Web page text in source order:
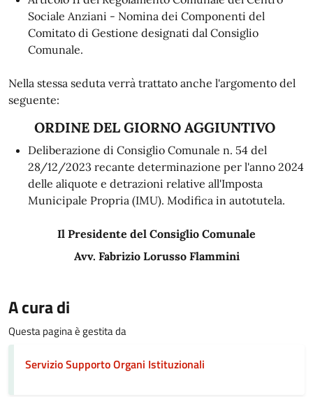
Sociale Anziani - Nomina dei Componenti del
Comitato di Gestione designati dal Consiglio
Comunale.
Nella stessa seduta verrà trattato anche l'argomento del
seguente:
ORDINE DEL GIORNO AGGIUNTIVO
Deliberazione di Consiglio Comunale n. 54 del
28/12/2023 recante determinazione per l'anno 2024
delle aliquote e detrazioni relative all'Imposta
Municipale Propria (IMU). Modifica in autotutela.
Il Presidente del Consiglio Comunale
Avv. Fabrizio Lorusso Flammini
A cura di
Questa pagina è gestita da
Servizio Supporto Organi Istituzionali